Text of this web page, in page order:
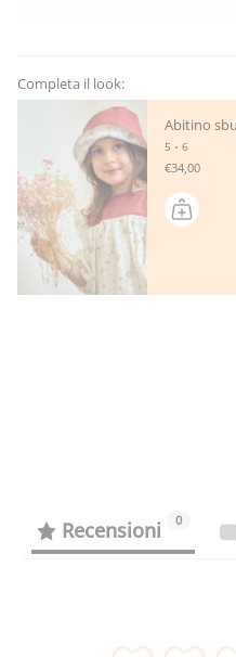
Completa il look:
Abitino
5 6
€34,00
Recensioni 0